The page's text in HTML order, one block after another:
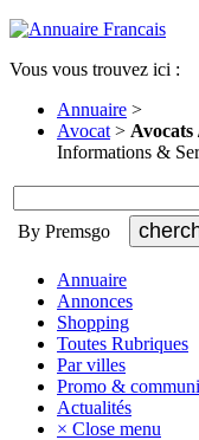
Vous vous trouvez ici :
Annuaire >
Avocat >
Informations &
By Premsgo
Annuaire
Annonces
Shopping
Toutes Rubriques
Par villes
Promo &
Actualités
× Close menu